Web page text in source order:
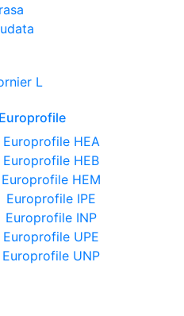
L
Europrofile
Europrofile HEA
Europrofile HEB
Europrofile HEM
Europrofile IPE
Europrofile INP
Europrofile UPE
Europrofile UNP